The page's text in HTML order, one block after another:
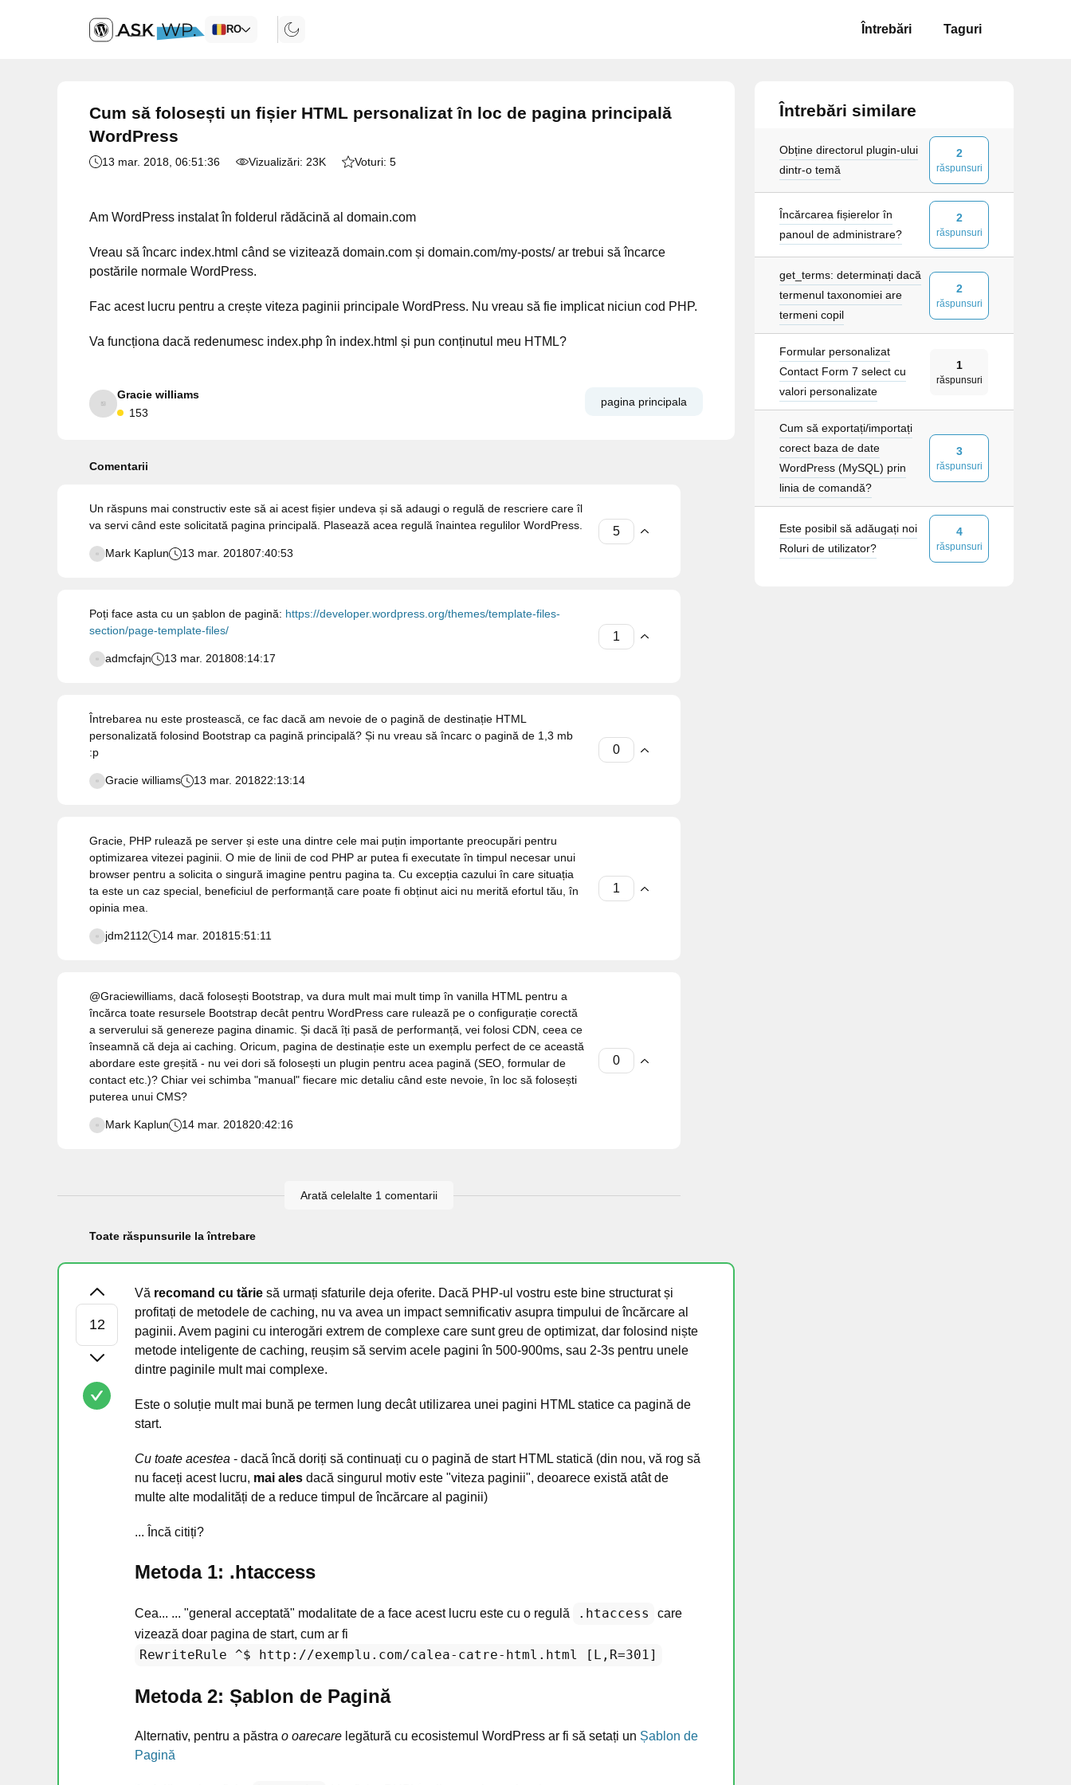
RO Întrebări Taguri
Cum să folosești un fișier HTML personalizat în loc de pagina principală
WordPress
13 mar. 2018 , 06:51:36 Vizualizări: 23K Voturi: 5
Am WordPress instalat în folderul rădăcină al domain.com
Vreau să încarc index.html când se vizitează domain.com și domain.com/my-posts/ ar trebui să încarce
postările normale WordPress.
Fac acest lucru pentru a crește viteza paginii principale WordPress. Nu vreau să fie implicat niciun cod PHP.
Va funcționa dacă redenumesc index.php în index.html și pun conținutul meu HTML?
Gracie williams
153
pagina principala
Comentarii
Un răspuns mai constructiv este să ai acest fișier undeva și să adaugi o regulă de rescriere care îl
va servi când este solicitată pagina principală. Plasează acea regulă înaintea regulilor WordPress.
Mark Kaplun 13 mar. 201807:40:53
Poți face asta cu un șablon de pagină: https://developer.wordpress.org/themes/template-files-
section/page-template-files/
admcfajn 13 mar. 201808:14:17
Întrebarea nu este prostească, ce fac dacă am nevoie de o pagină de destinație HTML
personalizată folosind Bootstrap ca pagină principală? Și nu vreau să încarc o pagină de 1,3 mb
:p
Gracie williams 13 mar. 201822:13:14
Gracie, PHP rulează pe server și este una dintre cele mai puțin importante preocupări pentru
optimizarea vitezei paginii. O mie de linii de cod PHP ar putea fi executate în timpul necesar unui
browser pentru a solicita o singură imagine pentru pagina ta. Cu excepția cazului în care situația
ta este un caz special, beneficiul de performanță care poate fi obținut aici nu merită efortul tău, în
opinia mea.
jdm2112 14 mar. 201815:51:11
@Graciewilliams, dacă folosești Bootstrap, va dura mult mai mult timp în vanilla HTML pentru a
încărca toate resursele Bootstrap decât pentru WordPress care rulează pe o configurație corectă
a serverului să genereze pagina dinamic. Și dacă îți pasă de performanță, vei folosi CDN, ceea ce
înseamnă că deja ai caching. Oricum, pagina de destinație este un exemplu perfect de ce această
abordare este greșită - nu vei dori să folosești un plugin pentru acea pagină (SEO, formular de
contact etc.)? Chiar vei schimba "manual" fiecare mic detaliu când este nevoie, în loc să folosești
puterea unui CMS?
Mark Kaplun 14 mar. 201820:42:16
Arată celelalte 1 comentarii
Toate răspunsurile la întrebare
Vă recomand cu tărie să urmați sfaturile deja oferite. Dacă PHP-ul vostru este bine structurat și
profitați de metodele de caching, nu va avea un impact semnificativ asupra timpului de încărcare al
paginii. Avem pagini cu interogări extrem de complexe care sunt greu de optimizat, dar folosind niște
metode inteligente de caching, reușim să servim acele pagini în 500-900ms, sau 2-3s pentru unele
dintre paginile mult mai complexe.
Este o soluție mult mai bună pe termen lung decât utilizarea unei pagini HTML statice ca pagină de
start.
Cu toate acestea - dacă încă doriți să continuați cu o pagină de start HTML statică (din nou, vă rog să
nu faceți acest lucru, mai ales dacă singurul motiv este "viteza paginii", deoarece există atât de
multe alte modalități de a reduce timpul de încărcare al paginii)
... Încă citiți?
Metoda 1: .htaccess
Cea... ... "general acceptată" modalitate de a face acest lucru este cu o regulă .htaccess
care
vizează doar pagina de start, cum ar fi
RewriteRule ^$ http://exemplu.com/calea-catre-html.html [L,R=301]
Metoda 2: Șablon de Pagină
Alternativ, pentru a păstra o oarecare legătură cu ecosistemul WordPress ar fi să setați un Șablon de
Pagină
Întrebări similare
Obține directorul plugin-ului
dintr-o temă
2
răspunsuri
Încărcarea fișierelor în
panoul de administrare?
2
răspunsuri
get_terms: determinați dacă
termenul taxonomiei are
termeni copil
2
răspunsuri
Formular personalizat
Contact Form 7 select cu
valori personalizate
1
răspunsuri
Cum să exportați/importați
corect baza de date
WordPress (MySQL) prin
linia de comandă?
3
răspunsuri
Este posibil să adăugați noi
Roluri de utilizator?
4
răspunsuri